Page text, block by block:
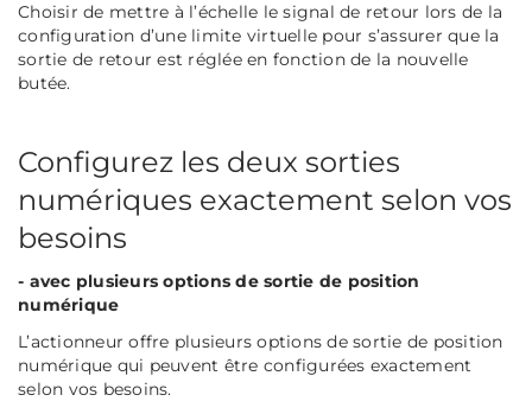
Choisir de mettre à l’échelle le signal de retour lors de la
configuration d’une limite virtuelle pour s’assurer que la
sortie de retour est réglée en fonction de la nouvelle
butée.
Configurez les deux sorties
numériques exactement selon vos
besoins
- avec plusieurs options de sortie de position
numérique
L’actionneur offre plusieurs options de sortie de position
numérique qui peuvent être configurées exactement
selon vos besoins.